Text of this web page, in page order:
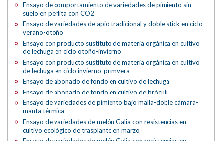
Ensayo de comportamiento de variedades de pimiento sin
suelo en perlita con CO2
Ensayo de variedades de apio tradicional y doble stick en ciclo
verano-otoño
Ensayo con producto sustituto de materia orgánica en cultivo
de lechuga en ciclo otoño-invierno
Ensayo con producto sustituto de materia orgánica en cultivo
de lechuga en ciclo invierno-primvera
Ensayo de abonado de fondo en cultivo de lechuga
Ensayo de abonado de fondo en cultivo de bróculi
Ensayo de variedades de pimiento bajo malla-doble cámara-
manta térmica
Ensayo de variedades de melón Galia con resistencias en
cultivo ecológico de trasplante en marzo